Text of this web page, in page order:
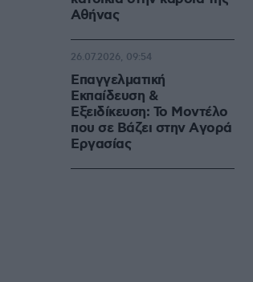
Αθήνας
Επαγγελματική
Εκπαίδευση &
Εξειδίκευση: Το Mοντέλο
που σε Bάζει στην Aγορά
Eργασίας
26.07.2026, 09:54